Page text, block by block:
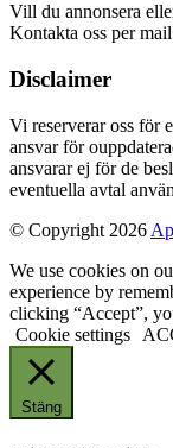
Vill du annonsera
Kontakta oss per
Disclaimer
Vi reserverar oss för
ansvar för
ansvarar ej för de
eventuella avtal
© Copyright 2026
We use cookies on
experience by
clicking “Accept”,
Cookie settings
Stäng